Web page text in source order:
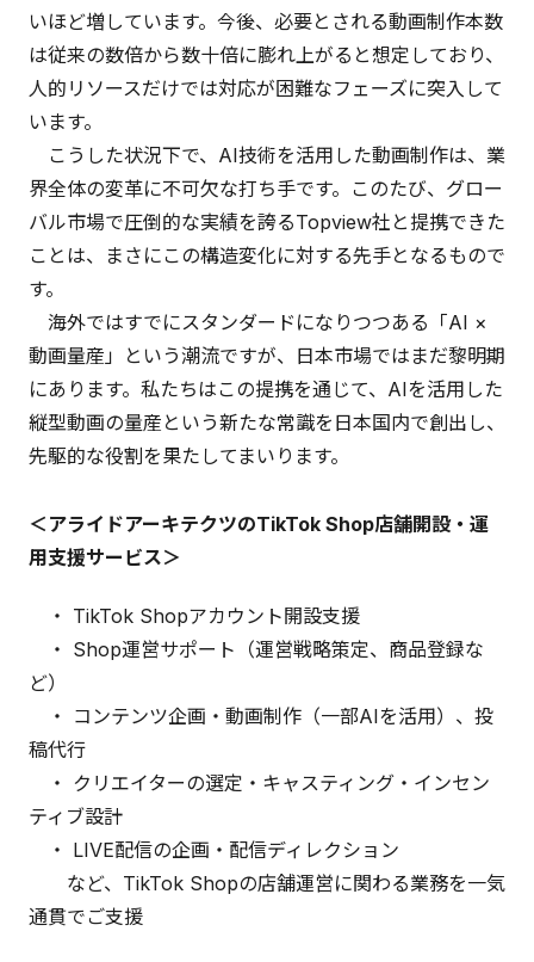
いほど増しています。今後、必要とされる動画制作本数
は従来の数倍から数十倍に膨れ上がると想定しており、
人的リソースだけでは対応が困難なフェーズに突入して
います。
こうした状況下で、AI技術を活用した動画制作は、業
界全体の変革に不可欠な打ち手です。このたび、グロー
バル市場で圧倒的な実績を誇るTopview社と提携できた
ことは、まさにこの構造変化に対する先手となるもので
す。
海外ではすでにスタンダードになりつつある「AI ×
動画量産」という潮流ですが、日本市場ではまだ黎明期
にあります。私たちはこの提携を通じて、AIを活用した
縦型動画の量産という新たな常識を日本国内で創出し、
先駆的な役割を果たしてまいります。
＜アライドアーキテクツのTikTok Shop店舗開設・運
用支援サービス＞
・ TikTok Shopアカウント開設支援
・ Shop運営サポート（運営戦略策定、商品登録な
ど）
・ コンテンツ企画・動画制作（一部AIを活用）、投
稿代行
・ クリエイターの選定・キャスティング・インセン
ティブ設計
・ LIVE配信の企画・配信ディレクション
など、TikTok Shopの店舗運営に関わる業務を一気
通貫でご支援